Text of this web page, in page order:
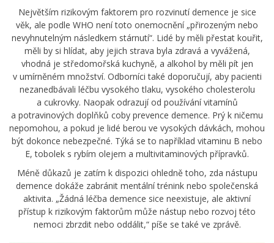
Největším rizikovým faktorem pro rozvinutí demence je sice
věk, ale podle WHO není toto onemocnění „přirozeným nebo
nevyhnutelným následkem stárnutí“. Lidé by měli přestat kouřit,
měli by si hlídat, aby jejich strava byla zdravá a vyvážená,
vhodná je středomořská kuchyně, a alkohol by měli pít jen
v umírněném množství. Odborníci také doporučují, aby pacienti
nezanedbávali léčbu vysokého tlaku, vysokého cholesterolu
a cukrovky. Naopak odrazují od používání vitamínů
a potravinových doplňků coby prevence demence. Prý k ničemu
nepomohou, a pokud je lidé berou ve vysokých dávkách, mohou
být dokonce nebezpečné. Týká se to například vitaminu B nebo
E, tobolek s rybím olejem a multivitaminových přípravků.
Méně důkazů je zatím k dispozici ohledně toho, zda nástupu
demence dokáže zabránit mentální trénink nebo společenská
aktivita. „Žádná léčba demence sice neexistuje, ale aktivní
přístup k rizikovým faktorům může nástup nebo rozvoj této
nemoci zbrzdit nebo oddálit,“ píše se také ve zprávě.